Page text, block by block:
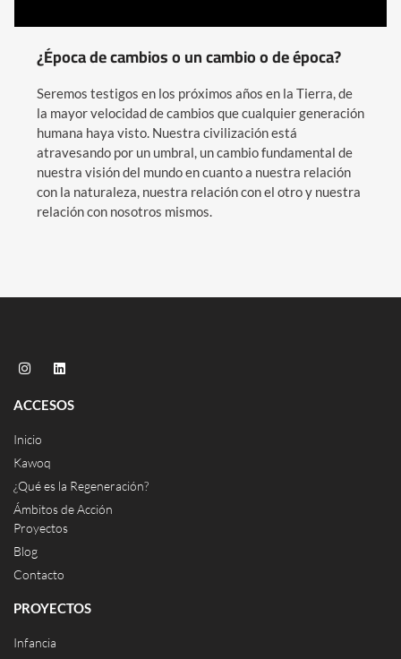
¿Época de cambios o un cambio o de época?
Seremos testigos en los próximos años en la Tierra, de
la mayor velocidad de cambios que cualquier generación
humana haya visto. Nuestra civilización está
atravesando por un umbral, un cambio fundamental de
nuestra visión del mundo en cuanto a nuestra relación
con la naturaleza, nuestra relación con el otro y nuestra
relación con nosotros mismos.
ACCESOS
Inicio
Kawoq
¿Qué es la Regeneración?
Ámbitos de Acción
Proyectos
Blog
Contacto
PROYECTOS
Infancia